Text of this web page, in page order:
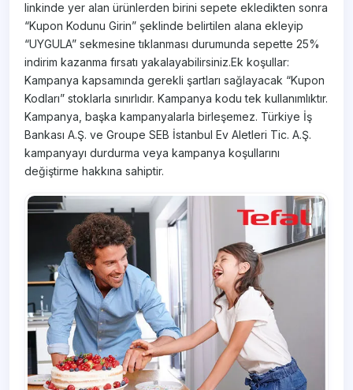
linkinde yer alan ürünlerden birini sepete ekledikten sonra
“Kupon Kodunu Girin” şeklinde belirtilen alana ekleyip
“UYGULA” sekmesine tıklanması durumunda sepette 25%
indirim kazanma fırsatı yakalayabilirsiniz.Ek koşullar:
Kampanya kapsamında gerekli şartları sağlayacak “Kupon
Kodları” stoklarla sınırlıdır. Kampanya kodu tek kullanımlıktır.
Kampanya, başka kampanyalarla birleşemez. Türkiye İş
Bankası A.Ş. ve Groupe SEB İstanbul Ev Aletleri Tic. A.Ş.
kampanyayı durdurma veya kampanya koşullarını
değiştirme hakkına sahiptir.